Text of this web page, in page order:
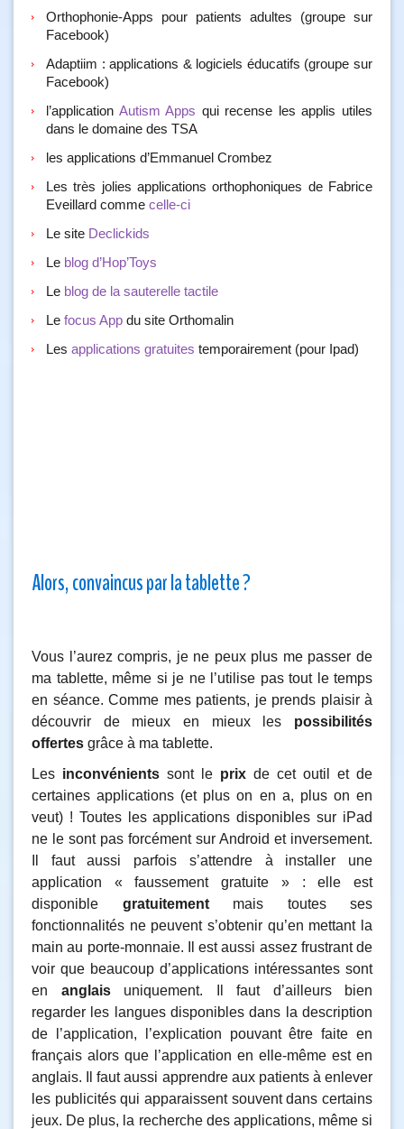
Orthophonie-Apps pour patients adultes (groupe sur
Facebook)
Adaptiim : applications & logiciels éducatifs (groupe sur
Facebook)
l’application Autism Apps qui recense les applis utiles
dans le domaine des TSA
les applications d’Emmanuel Crombez
Les très jolies applications orthophoniques de Fabrice
Eveillard comme celle-ci
Le site Declickids
Le blog d’Hop’Toys
Le blog de la sauterelle tactile
Le focus App du site Orthomalin
Les applications gratuites temporairement (pour Ipad)
Alors, convaincus par la tablette ?
Vous l’aurez compris, je ne peux plus me passer de
ma tablette, même si je ne l’utilise pas tout le temps
en séance. Comme mes patients, je prends plaisir à
découvrir de mieux en mieux les possibilités
offertes grâce à ma tablette.
Les inconvénients sont le prix de cet outil et de
certaines applications (et plus on en a, plus on en
veut) ! Toutes les applications disponibles sur iPad
ne le sont pas forcément sur Android et inversement.
Il faut aussi parfois s’attendre à installer une
application « faussement gratuite » : elle est
disponible gratuitementmais toutes ses
fonctionnalités ne peuvent s’obtenir qu’en mettant la
main au porte-monnaie. Il est aussi assez frustrant de
voir que beaucoup d’applications intéressantes sont
en anglaisuniquement. Il faut d’ailleurs bien
regarder les langues disponibles dans la description
de l’application, l’explication pouvant être faite en
français alors que l’application en elle-même est en
anglais. Il faut aussi apprendre aux patients à enlever
les publicités qui apparaissent souvent dans certains
jeux. De plus, la recherche des applications, même si